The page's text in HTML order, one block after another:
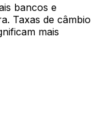
bancos e
Taxas de câmbio
mais